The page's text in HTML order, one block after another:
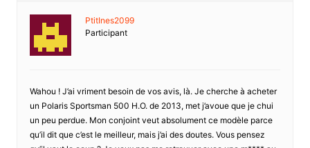
PtitInes2099
Participant
Wahou ! J’ai vriment besoin de vos avis, là. Je cherche à acheter
un Polaris Sportsman 500 H.O. de 2013, met j’avoue que je chui
un peu perdue. Mon conjoint veut absolument ce modèle parce
qu’il dit que c’est le meilleur, mais j’ai des doutes. Vous pensez